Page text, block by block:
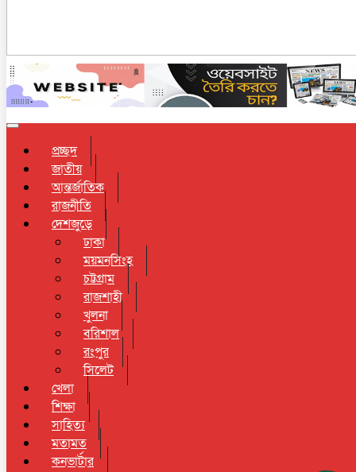
Toggle navigation
প্রচ্ছদ
জাতীয়
আন্তর্জাতিক
রাজনীতি
দেশজুড়ে
ঢাকা
ময়মনসিংহ
চট্টগ্রাম
রাজশাহী
খুলনা
বরিশাল
রংপুর
সিলেট
খেলা
শিক্ষা
সাহিত্য
মতামত
কনভার্টার